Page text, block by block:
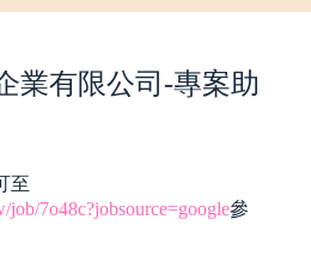
業有限公司-專案助
至
7o48c?jobsource=google參